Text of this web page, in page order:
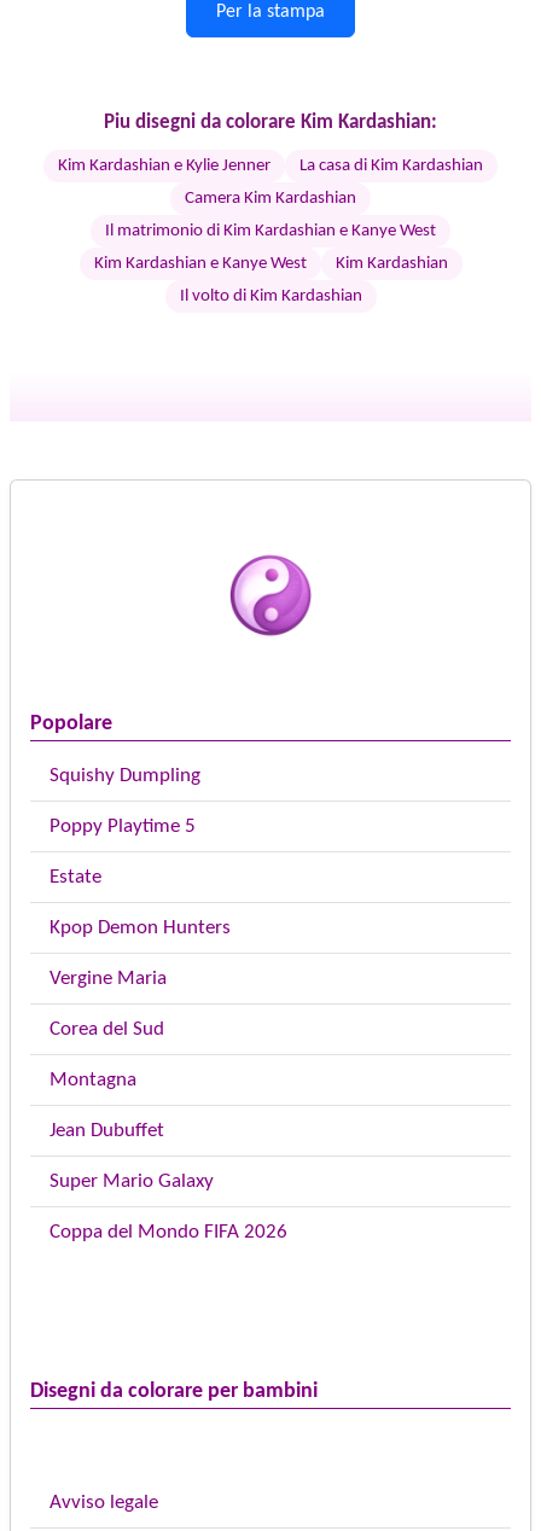
Popolare
Squishy Dumpling
Poppy Playtime 5
Estate
Kpop Demon Hunters
Vergine Maria
Corea del Sud
Montagna
Jean Dubuffet
Super Mario Galaxy
Coppa del Mondo FIFA 2026
Disegni da colorare per bambini
Avviso legale
Per la stampa
Piu disegni da colorare Kim Kardashian:
Kim Kardashian e Kylie Jenner
La casa di Kim Kardashian
Camera Kim Kardashian
Il matrimonio di Kim Kardashian e Kanye West
Kim Kardashian e Kanye West
Kim Kardashian
Il volto di Kim Kardashian